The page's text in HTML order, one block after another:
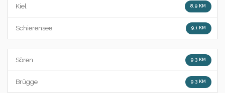
Kiel 8.9 KM
Schierensee 9.1 KM
Sören 9.3 KM
Brügge 9.3 KM